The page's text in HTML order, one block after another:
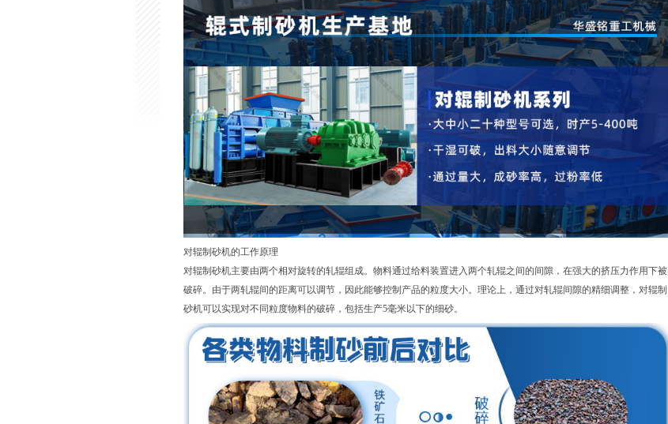
对辊制砂机的工作原理
对辊制砂机主要由两个相对旋转的轧辊组成。物料通过给料装置进入两个轧辊之间的间隙，在强大的挤压力作用下被
破碎。由于两轧辊间的距离可以调节，因此能够控制产品的粒度大小。理论上，通过对轧辊间隙的精细调整，对辊制
砂机可以实现对不同粒度物料的破碎，包括生产5毫米以下的细砂。